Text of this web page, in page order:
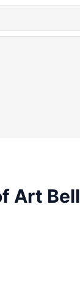
Art Bell